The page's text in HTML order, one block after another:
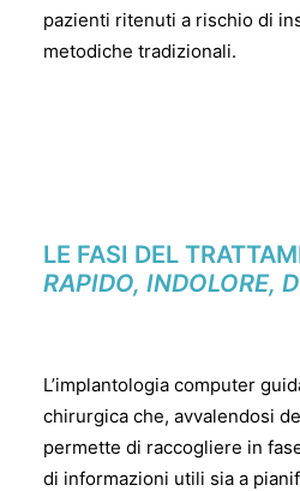
pazienti ritenuti a rischio di
metodiche tradizionali.
LE FASI DEL
RAPIDO, INDOLORE,
L’implantologia computer
chirurgica che, avvalendosi
permette di raccogliere in
di informazioni utili sia a